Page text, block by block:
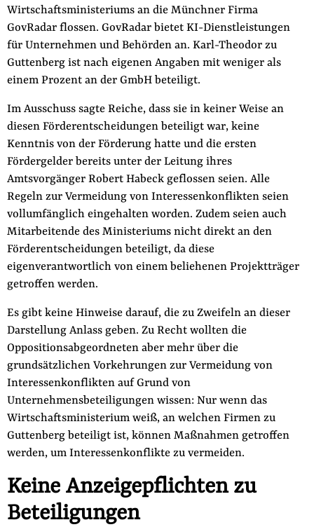
Wirtschaftsministeriums an die Münchner Firma
GovRadar flossen. GovRadar bietet KI-Dienstleistungen
für Unternehmen und Behörden an. Karl-Theodor zu
Guttenberg ist nach eigenen Angaben mit weniger als
einem Prozent an der GmbH beteiligt.
Im Ausschuss sagte Reiche, dass sie in keiner Weise an
diesen Förderentscheidungen beteiligt war, keine
Kenntnis von der Förderung hatte und die ersten
Fördergelder bereits unter der Leitung ihres
Amtsvorgänger Robert Habeck geflossen seien. Alle
Regeln zur Vermeidung von Interessenkonflikten seien
vollumfänglich eingehalten worden. Zudem seien auch
Mitarbeitende des Ministeriums nicht direkt an den
Förderentscheidungen beteiligt, da diese
eigenverantwortlich von einem beliehenen Projektträger
getroffen werden.
Es gibt keine Hinweise darauf, die zu Zweifeln an dieser
Darstellung Anlass geben. Zu Recht wollten die
Oppositionsabgeordneten aber mehr über die
grundsätzlichen Vorkehrungen zur Vermeidung von
Interessenkonflikten auf Grund von
Unternehmensbeteiligungen wissen: Nur wenn das
Wirtschaftsministerium weiß, an welchen Firmen zu
Guttenberg beteiligt ist, können Maßnahmen getroffen
werden, um Interessenkonflikte zu vermeiden.
Keine Anzeigepflichten zu
Beteiligungen